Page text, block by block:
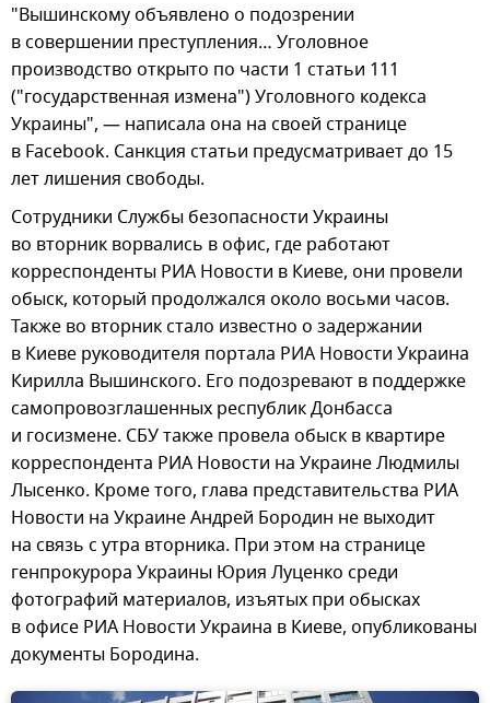
"Вышинскому объявлено о подозрении
в совершении преступления… Уголовное
производство открыто по части 1 статьи 111
("государственная измена") Уголовного кодекса
Украины", — написала она на своей странице
в Facebook. Санкция статьи предусматривает до 15
лет лишения свободы.
Сотрудники Службы безопасности Украины
во вторник ворвались в офис, где работают
корреспонденты РИА Новости в Киеве, они провели
обыск, который продолжался около восьми часов.
Также во вторник стало известно о задержании
в Киеве руководителя портала РИА Новости Украина
Кирилла Вышинского. Его подозревают в поддержке
самопровозглашенных республик Донбасса
и госизмене. СБУ также провела обыск в квартире
корреспондента РИА Новости на Украине Людмилы
Лысенко. Кроме того, глава представительства РИА
Новости на Украине Андрей Бородин не выходит
на связь с утра вторника. При этом на странице
генпрокурора Украины Юрия Луценко среди
фотографий материалов, изъятых при обысках
в офисе РИА Новости Украина в Киеве, опубликованы
документы Бородина.